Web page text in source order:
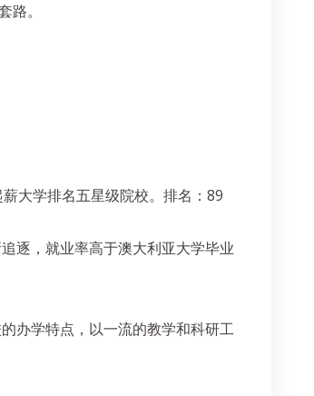
。
大学排名五星级院校。排名：89
逐，就业率高于澳大利亚大学毕业
办学特点，以一流的教学和科研工